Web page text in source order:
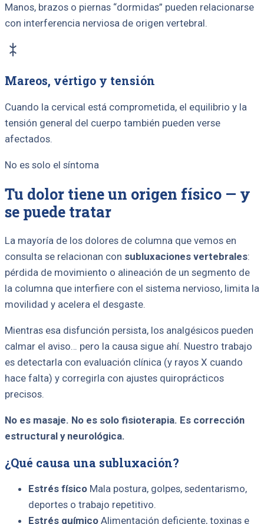
Manos, brazos o piernas “dormidas” pueden relacionarse
con interferencia nerviosa de origen vertebral.
Mareos, vértigo y tensión
Cuando la cervical está comprometida, el equilibrio y la
tensión general del cuerpo también pueden verse
afectados.
No es solo el síntoma
Tu dolor tiene un origen físico — y
se puede tratar
La mayoría de los dolores de columna que vemos en
consulta se relacionan con subluxaciones vertebrales:
pérdida de movimiento o alineación de un segmento de
la columna que interfiere con el sistema nervioso, limita la
movilidad y acelera el desgaste.
Mientras esa disfunción persista, los analgésicos pueden
calmar el aviso… pero la causa sigue ahí. Nuestro trabajo
es detectarla con evaluación clínica (y rayos X cuando
hace falta) y corregirla con ajustes quiroprácticos
precisos.
No es masaje. No es solo fisioterapia. Es corrección
estructural y neurológica.
¿Qué causa una subluxación?
Estrés físico Mala postura, golpes, sedentarismo,
deportes o trabajo repetitivo.
Estrés químico Alimentación deficiente, toxinas e